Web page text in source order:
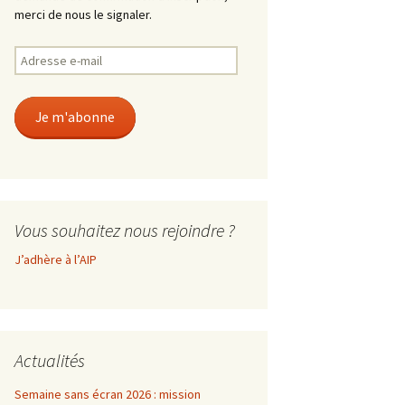
merci de nous le signaler.
Adresse
e-
Je m'abonne
Vous souhaitez nous rejoindre ?
J’adhère à l’AIP
Actualités
Semaine sans écran 2026 : mission